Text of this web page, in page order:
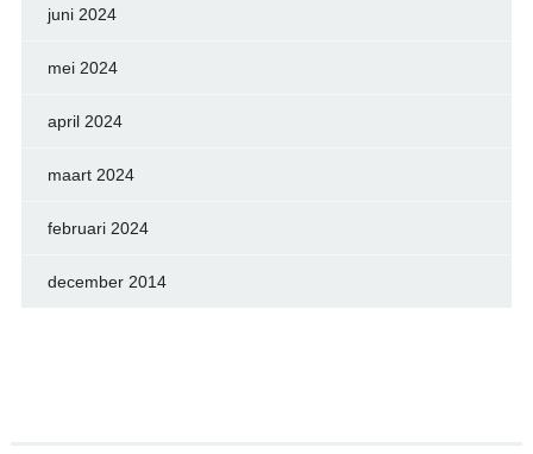
juni 2024
mei 2024
april 2024
maart 2024
februari 2024
december 2014